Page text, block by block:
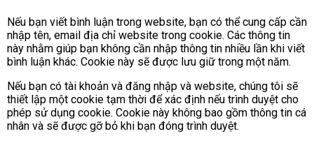
Nếu bạn viết bình luận trong website, bạn có thể cung cấp cần
nhập tên, email địa chỉ website trong cookie. Các thông tin
này nhằm giúp bạn không cần nhập thông tin nhiều lần khi viết
bình luận khác. Cookie này sẽ được lưu giữ trong một năm.
Nếu bạn có tài khoản và đăng nhập và website, chúng tôi sẽ
thiết lập một cookie tạm thời để xác định nếu trình duyệt cho
phép sử dụng cookie. Cookie này không bao gồm thông tin cá
nhân và sẽ được gỡ bỏ khi bạn đóng trình duyệt.